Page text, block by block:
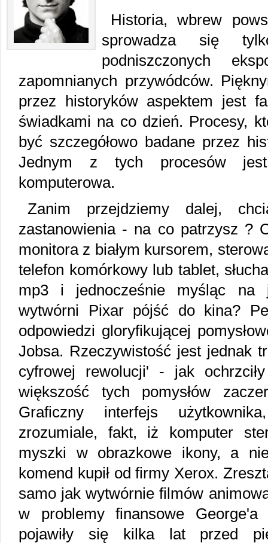
Historia, wbrew
sprowadza się
podniszczonych
zapomnianych przywódców.
przez historyków aspektem jest
świadkami na co dzień. Procesy,
być szczegółowo badane przez
Jednym z tych procesów
komputerowa.
Zanim przejdziemy dalej,
zastanowienia - na co patrzysz ?
monitora z białym kursorem,
telefon komórkowy lub tablet,
mp3 i jednocześnie myśląc na
wytwórni Pixar pójść do kina?
odpowiedzi gloryfikującej
Jobsa. Rzeczywistość jest jednak
cyfrowej rewolucji' - jak
większość tych pomysłów
Graficzny interfejs
zrozumiale, fakt, iż komputer
myszki w obrazkowe ikony, a
komend kupił od firmy Xerox.
samo jak wytwórnie filmów
w problemy finansowe George'a
pojawiły się kilka lat przed